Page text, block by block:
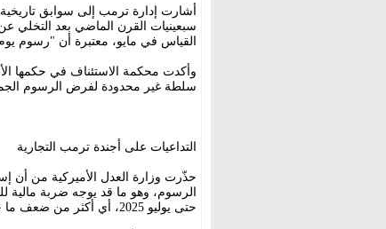
أشارت إدارة ترمب إلى سوابق
سبعينيات القرن الماضي بعد التخلي
القياس في مايو، معتبرة أن "رسوم
وأكدت محكمة الاستئناف في حكمها
سلطة غير محدودة لفرض الرسوم
التداعيات على أجندة ترمب التجارية
حذّرت وزارة العدل الأميركية من أن
حتى يوليو 2025، أي أكثر من ضعف ما جُمع في الفترة نفسها من العام الماضي.